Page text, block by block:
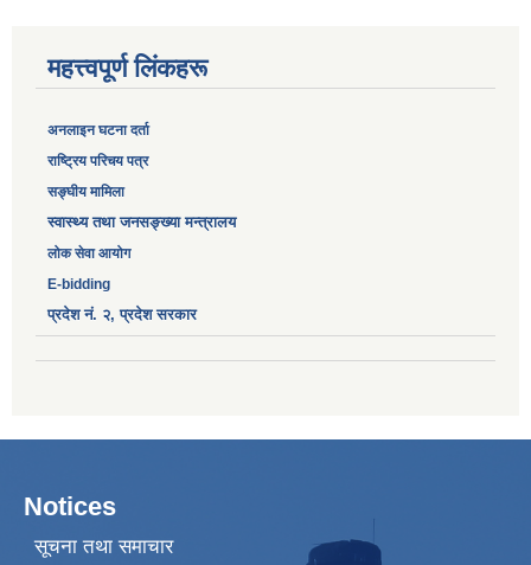
महत्त्वपूर्ण लिंकहरू
अनलाइन घटना दर्ता
‎राष्ट्रिय परिचय पत्र
सङ्‍घीय मामिला
स्वास्थ्य तथा जनसङ्ख्या मन्त्रालय
लोक सेवा आयोग
E-bidding
प्रदेश नं. २, प्रदेश सरकार
Notices
सूचना तथा समाचार